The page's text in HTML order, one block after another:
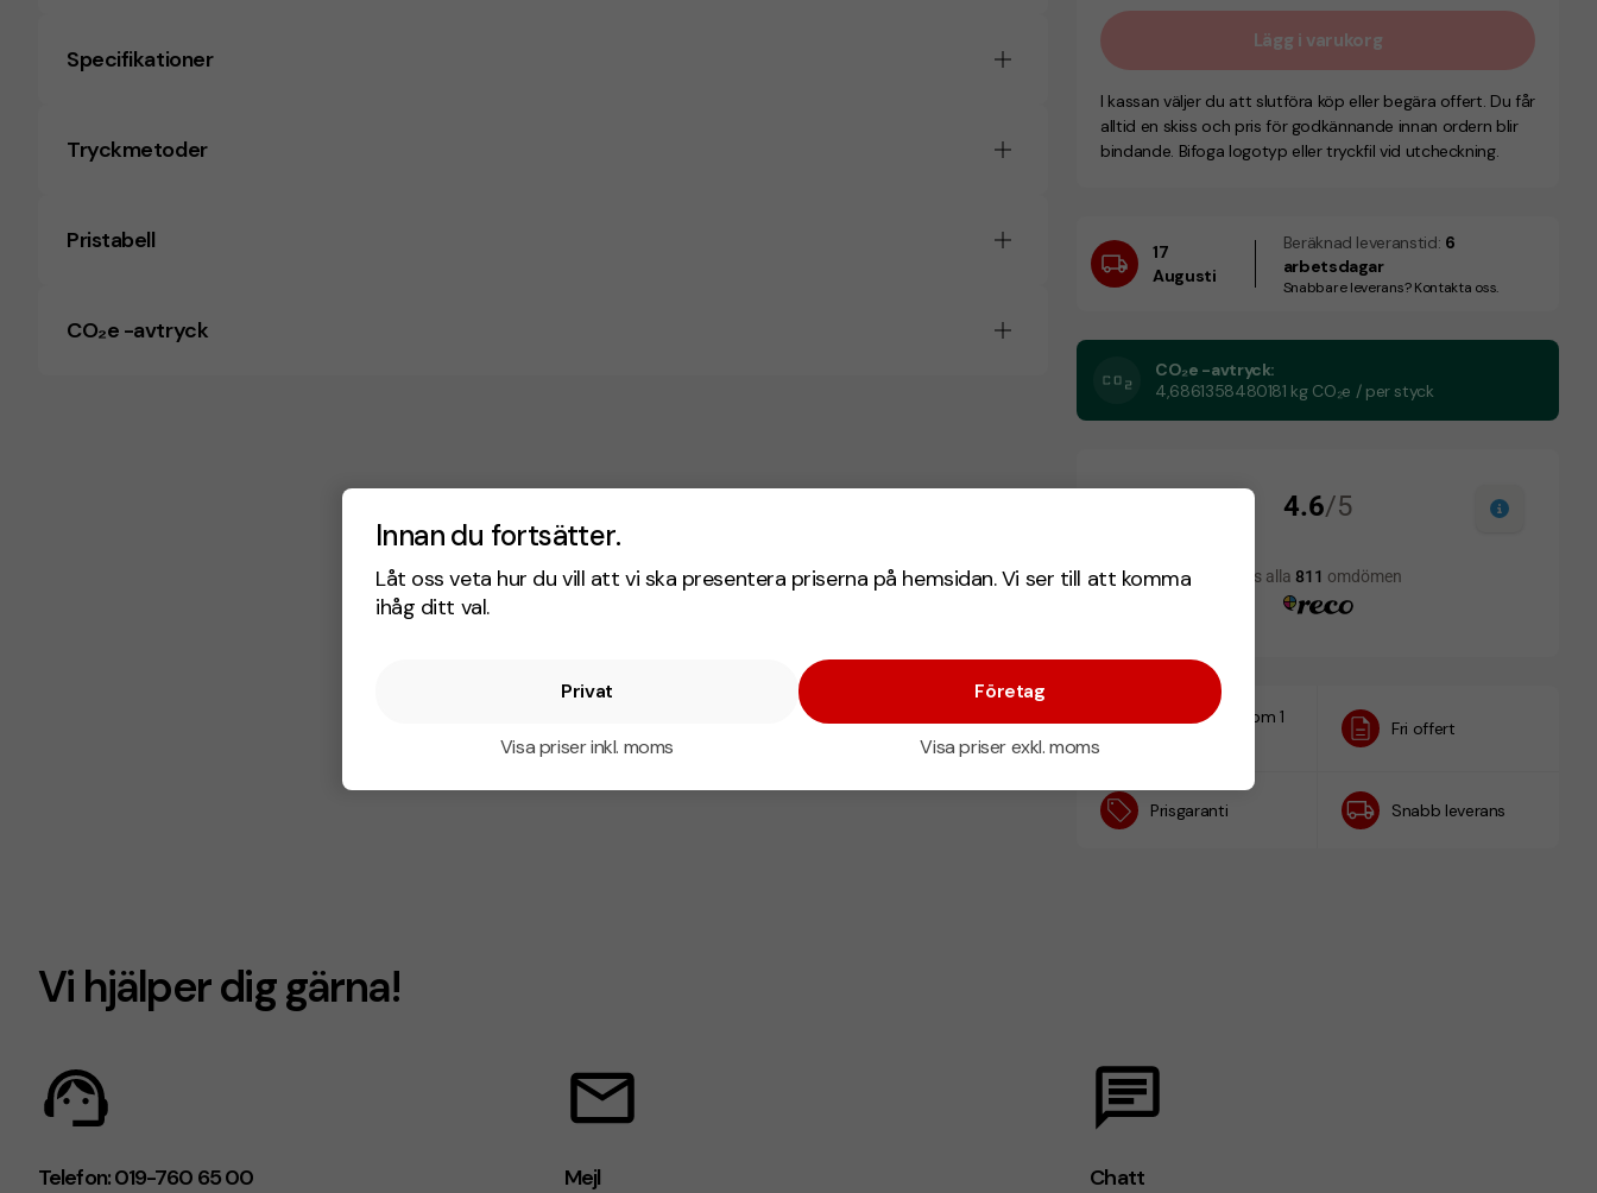
Innan du fortsätter.
Låt oss veta hur du vill att vi ska presentera priserna på hemsidan. Vi ser till att komma
ihåg ditt val.
Privat
Visa priser inkl. moms
Företag
Visa priser exkl. moms
Specifikationer
Tryckmetoder
Pristabell
CO₂e -avtryck
Lägg i varukorg
I kassan väljer du att slutföra köp eller begära offert. Du får
alltid en skiss och pris för godkännande innan ordern blir
bindande. Bifoga logotyp eller tryckfil vid utcheckning.
17
Augusti
Beräknad leveranstid: 6
arbetsdagar
Snabbare leverans? Kontakta oss.
CO₂e -avtryck:
4,6861358480181 kg CO₂e / per styck
Designskiss inom 1
Fri offert
Prisgaranti Snabb leverans
Vi hjälper dig gärna!
Telefon: 019-760 65 00 Mejl Chatt